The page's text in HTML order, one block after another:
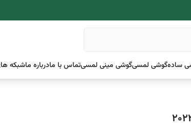
سادهگوشی لمسیگوشی مینی لمسیتماس با مادرباره ماشبکه